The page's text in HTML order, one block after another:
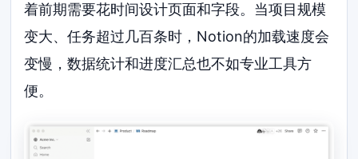
着前期需要花时间设计页面和字段。当项目规模
变大、任务超过几百条时，Notion的加载速度会
变慢，数据统计和进度汇总也不如专业工具方
便。